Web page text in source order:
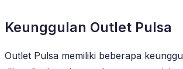
Keunggulan Outlet Pulsa
Outlet Pulsa memiliki beberapa